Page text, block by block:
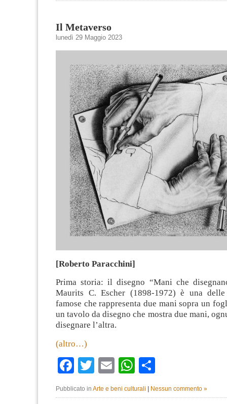
Il Metaverso
lunedì 29 Maggio 2023
[Roberto Paracchini]
Prima storia: il disegno “Mani che
Maurits C. Escher (1898-1972) è una
famose che rappresenta due mani sopra un
un tavolo da disegno che mostra due mani,
disegnare l’altra.
(altro…)
Facebook
TwitterEmailWhatsApp
Pubblicato in Arte e beni culturali | Nessun commento »